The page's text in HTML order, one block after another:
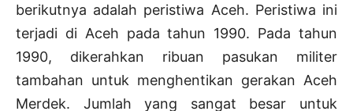
berikutnya adalah peristiwa Aceh. Peristiwa ini
terjadi di Aceh pada tahun 1990. Pada tahun
1990, dikerahkan ribuan pasukan militer
tambahan untuk menghentikan gerakan Aceh
Merdek. Jumlah yang sangat besar untuk